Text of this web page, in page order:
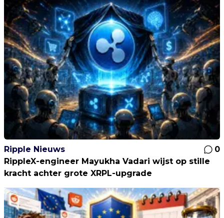
Ripple Nieuws
0
RippleX-engineer Mayukha Vadari wijst op stille
kracht achter grote XRPL-upgrade